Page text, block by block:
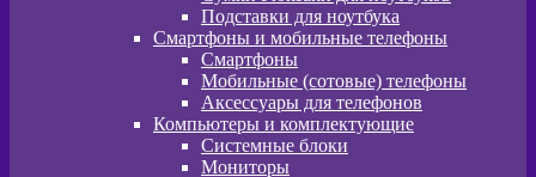
Подставки для ноутбука
Смартфоны и мобильные телефоны
Смартфоны
Мобильные (сотовые) телефоны
Аксессуары для телефонов
Компьютеры и комплектующие
Системные блоки
Мониторы